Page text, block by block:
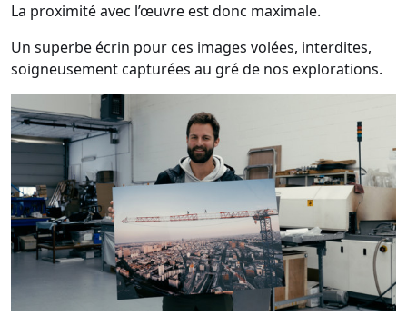
La proximité avec l’œuvre est donc maximale.
Un superbe écrin pour ces images volées, interdites,
soigneusement capturées au gré de nos explorations.